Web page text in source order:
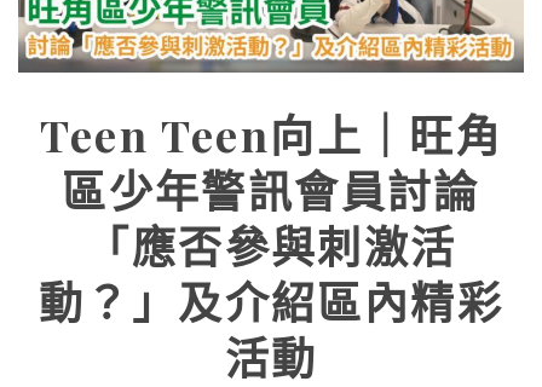
Teen Teen向上｜旺角
區少年警訊會員討論
「應否參與刺激活
動？」及介紹區內精彩
活動